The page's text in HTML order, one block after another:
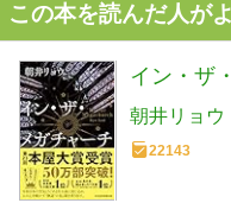
この本を読んだ人が
イン・ザ
朝井リョウ
22143